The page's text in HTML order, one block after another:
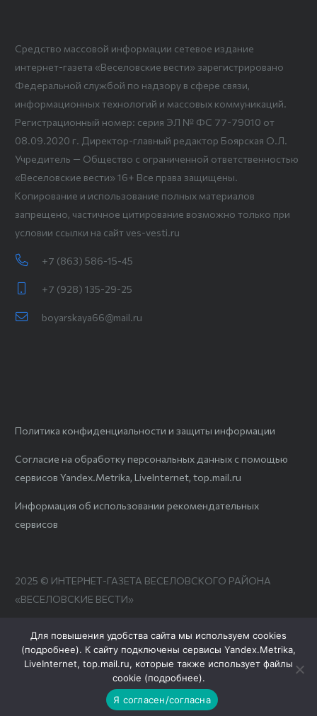
Средство массовой информации сетевое издание
интернет-газета «Веселовские вести» зарегистрировано
Федеральной службой по надзору в сфере связи,
информационных технологий и массовых коммуникаций.
Регистрационный номер: серия ЭЛ № ФС 77-79010 от
08.09.2020 г. Директор-главный редактор Боярская О.Л.
Учредитель — Общество с ограниченной ответственностью
«Веселовские вести» 16+ Все права защищены.
Копирование и использование полных материалов
запрещено, частичное цитирование возможно только при
условии ссылки на сайт ves-vesti.ru
+7 (863) 586-15-45
+7 (928) 135-29-25
boyarskaya66@mail.ru
Политика конфиденциальности и защиты информации
Согласие на обработку персональных данных с помощью
сервисов Yandex.Metrika, LiveInternet, top.mail.ru
Информация об использовании рекомендательных
сервисов
2025 © ИНТЕРНЕТ-ГАЗЕТА ВЕСЕЛОВСКОГО РАЙОНА
«ВЕСЕЛОВСКИЕ ВЕСТИ»
Для повышения удобства сайта мы используем cookies
(подробнее). К сайту подключены сервисы Yandex.Metrika,
LiveInternet, top.mail.ru, которые также использует файлы
cookie (подробнее).
Я согласен/согласна